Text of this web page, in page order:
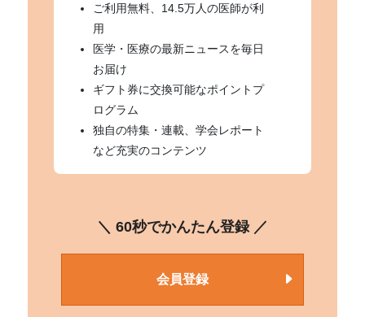
ご利用無料、14.5万人の医師が利
用
医学・医療の最新ニュースを毎日
お届け
ギフト券に交換可能なポイントプ
ログラム
独自の特集・連載、学会レポート
など充実のコンテンツ
＼ 60秒でかんたん登録 ／
会員登録